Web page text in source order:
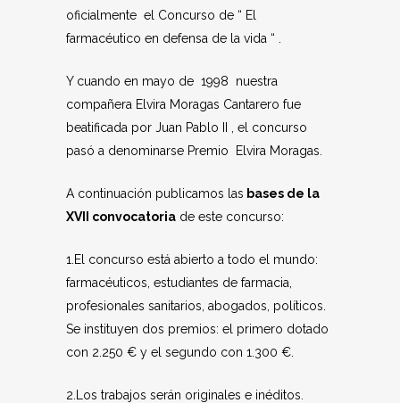
oficialmente el Concurso de “ El
farmacéutico en defensa de la vida “ .
Y cuando en mayo de 1998 nuestra
compañera Elvira Moragas Cantarero fue
beatificada por Juan Pablo II , el concurso
pasó a denominarse Premio Elvira Moragas.
A continuación publicamos las bases de la
XVII convocatoria de este concurso:
1.El concurso está abierto a todo el mundo:
farmacéuticos, estudiantes de farmacia,
profesionales sanitarios, abogados, políticos.
Se instituyen dos premios: el primero dotado
con 2.250 € y el segundo con 1.300 €.
2.Los trabajos serán originales e inéditos.